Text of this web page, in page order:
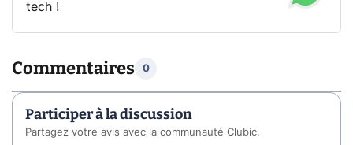
tech !
Commentaires 0
Participer à la discussion
Partagez votre avis avec la communauté Clubic.